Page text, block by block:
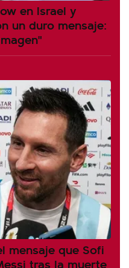
en Israel y
un duro mensaje:
mensaje que Sofi
tras la muerte